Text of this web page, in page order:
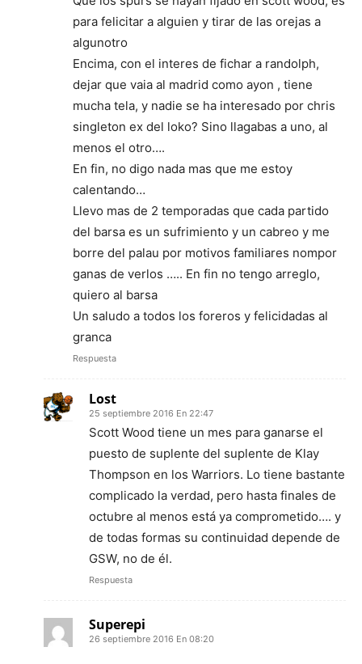
para felicitar a alguien y tirar de las orejas a
algunotro
Encima, con el interes de fichar a randolph,
dejar que vaia al madrid como ayon , tiene
mucha tela, y nadie se ha interesado por chris
singleton ex del loko? Sino llagabas a uno, al
menos el otro….
En fin, no digo nada mas que me estoy
calentando…
Llevo mas de 2 temporadas que cada partido
del barsa es un sufrimiento y un cabreo y me
borre del palau por motivos familiares nompor
ganas de verlos ….. En fin no tengo arreglo,
quiero al barsa
Un saludo a todos los foreros y felicidadas al
granca
Respuesta
Lost
25 septiembre 2016 En 22:47
Scott Wood tiene un mes para ganarse el
puesto de suplente del suplente de Klay
Thompson en los Warriors. Lo tiene bastante
complicado la verdad, pero hasta finales de
octubre al menos está ya comprometido…. y
de todas formas su continuidad depende de
GSW, no de él.
Respuesta
Superepi
26 septiembre 2016 En 08:20